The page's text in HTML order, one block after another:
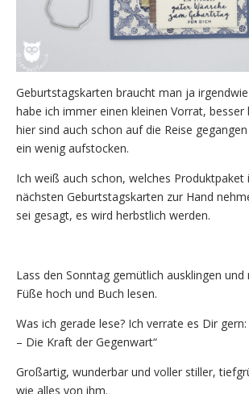
Geburtstagskarten braucht man ja
habe ich immer einen kleinen Vorrat, besser
hier sind auch schon auf die Reise
ein wenig aufstocken.
Ich weiß auch schon, welches Produktpaket
nächsten Geburtstagskarten zur Hand
sei gesagt, es wird herbstlich werden.
Lass den Sonntag gemütlich ausklingen und
Füße hoch und Buch lesen.
Was ich gerade lese? Ich verrate es Dir
– Die Kraft der Gegenwart“
Großartig, wunderbar und voller stiller,
wie alles von ihm.